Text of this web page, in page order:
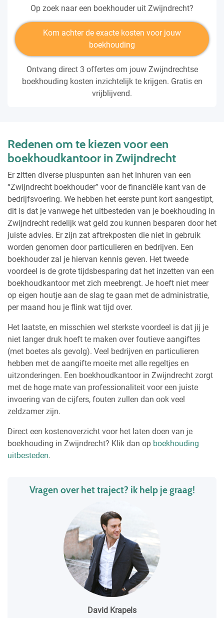
Op zoek naar een boekhouder uit Zwijndrecht?
Kom achter de exacte kosten voor jouw
boekhouding
Ontvang direct 3 offertes om jouw Zwijndrechtse
boekhouding kosten inzichtelijk te krijgen. Gratis en
vrijblijvend.
Redenen om te kiezen voor een
boekhoudkantoor in Zwijndrecht
Er zitten diverse pluspunten aan het inhuren van een
“Zwijndrecht boekhouder” voor de financiële kant van de
bedrijfsvoering. We hebben het eerste punt kort aangestipt,
dit is dat je vanwege het uitbesteden van je boekhouding in
Zwijndrecht redelijk wat geld zou kunnen besparen door het
juiste advies. Er zijn zat aftrekposten die niet in gebruik
worden genomen door particulieren en bedrijven. Een
boekhouder zal je hiervan kennis geven. Het tweede
voordeel is de grote tijdsbesparing dat het inzetten van een
boekhoudkantoor met zich meebrengt. Je hoeft niet meer
op eigen houtje aan de slag te gaan met de administratie,
per maand hou je flink wat tijd over.
Het laatste, en misschien wel sterkste voordeel is dat jij je
niet langer druk hoeft te maken over foutieve aangiftes
(met boetes als gevolg). Veel bedrijven en particulieren
hebben met de aangifte moeite met alle regeltjes en
uitzonderingen. Een boekhoudkantoor in Zwijndrecht zorgt
met de hoge mate van professionaliteit voor een juiste
invoering van de cijfers, fouten zullen dan ook veel
zeldzamer zijn.
Direct een kostenoverzicht voor het laten doen van je
boekhouding in Zwijndrecht? Klik dan op boekhouding
uitbesteden.
Vragen over het traject? ik help je graag!
David Krapels